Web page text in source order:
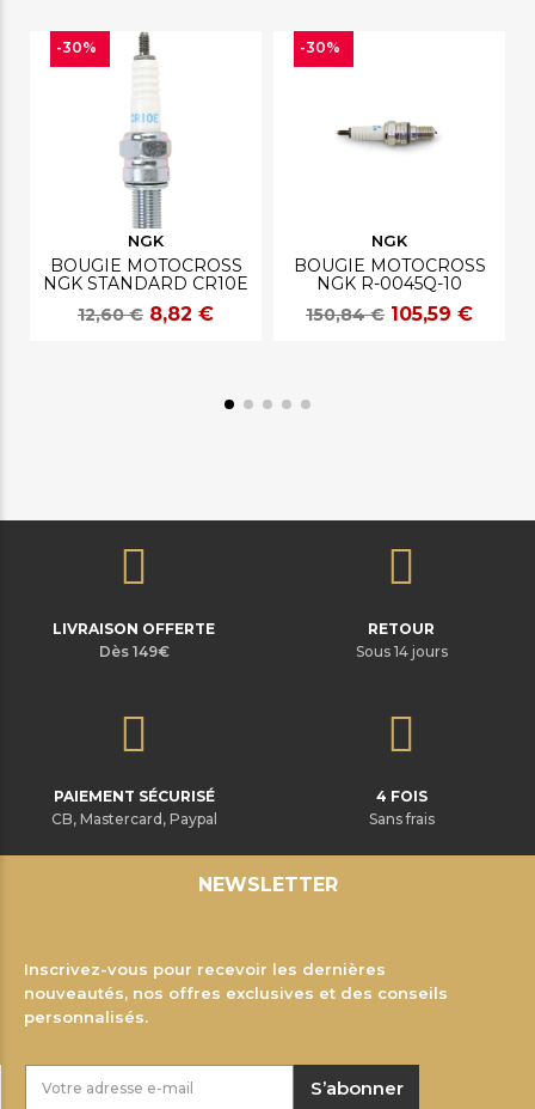
NGK
BOUGIE MOTOCROSS
NGK STANDARD CR10E
12,60 € 8,82 €
-30%
NGK
BOUGIE MOTOCROSS
NGK R-0045Q-10
150,84 € 105,59 €
-30%
LIVRAISON OFFERTE
Dès 149€
RETOUR
Sous 14 jours
PAIEMENT SÉCURISÉ
CB, Mastercard, Paypal
4 FOIS
Sans frais
NEWSLETTER
Inscrivez-vous pour recevoir les dernières
nouveautés, nos offres exclusives et des conseils
personnalisés.
S’abonner